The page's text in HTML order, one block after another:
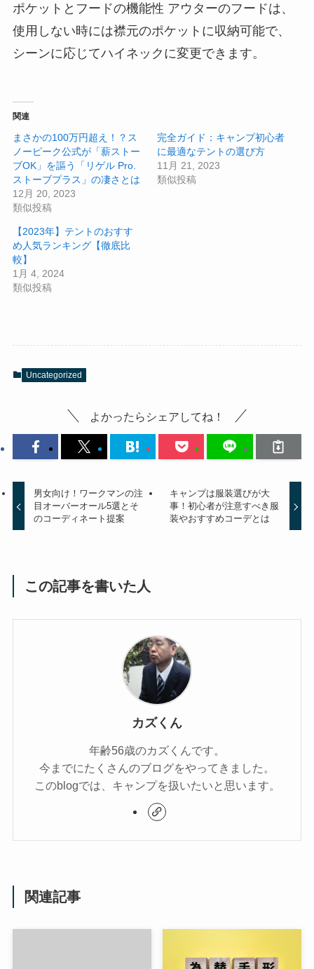
ポケットとフードの機能性 アウターのフードは、
使用しない時には襟元のポケットに収納可能で、
シーンに応じてハイネックに変更できます。
関連
まさかの100万円超え！？ス
ノーピーク公式が「薪ストー
ブOK」を謳う「リゲル Pro.
ストーブプラス」の凄さとは
12月 20, 2023
類似投稿
完全ガイド：キャンプ初心者
に最適なテントの選び方
11月 21, 2023
類似投稿
【2023年】テントのおすす
め人気ランキング【徹底比
較】
1月 4, 2024
類似投稿
Uncategorized
よかったらシェアしてね！
男女向け！ワークマンの注
目オーバーオール5選とそ
のコーディネート提案
キャンプは服装選びが大
事！初心者が注意すべき服
装やおすすめコーデとは
この記事を書いた人
カズくん
年齢56歳のカズくんです。
今までにたくさんのブログをやってきました。
このblogでは、キャンプを扱いたいと思います。
関連記事